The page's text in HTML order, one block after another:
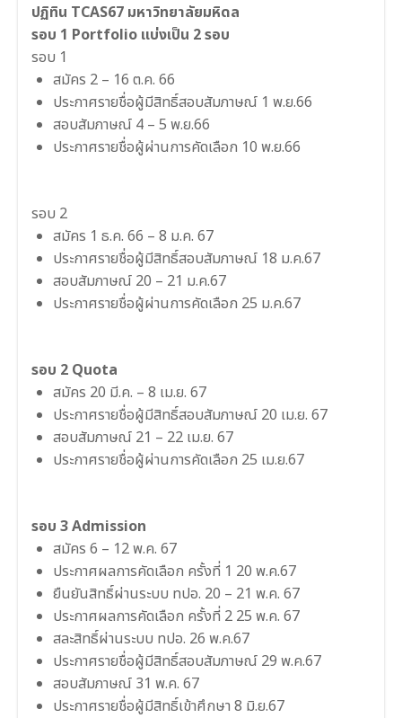
ปฏิทิน TCAS67 มหาวิทยาลัยมหิดล
รอบ 1 Portfolio แบ่งเป็น 2 รอบ
รอบ 1
สมัคร 2 – 16 ต.ค. 66
ประกาศรายชื่อผู้มีสิทธิ์สอบสัมภาษณ์ 1 พ.ย.66
สอบสัมภาษณ์ 4 – 5 พ.ย.66
ประกาศรายชื่อผู้ผ่านการคัดเลือก 10 พ.ย.66
รอบ 2
สมัคร 1 ธ.ค. 66 – 8 ม.ค. 67
ประกาศรายชื่อผู้มีสิทธิ์สอบสัมภาษณ์ 18 ม.ค.67
สอบสัมภาษณ์ 20 – 21 ม.ค.67
ประกาศรายชื่อผู้ผ่านการคัดเลือก 25 ม.ค.67
รอบ 2 Quota
สมัคร 20 มี.ค. – 8 เม.ย. 67
ประกาศรายชื่อผู้มีสิทธิ์สอบสัมภาษณ์ 20 เม.ย. 67
สอบสัมภาษณ์ 21 – 22 เม.ย. 67
ประกาศรายชื่อผู้ผ่านการคัดเลือก 25 เม.ย.67
รอบ 3 Admission
สมัคร 6 – 12 พ.ค. 67
ประกาศผลการคัดเลือก ครั้งที่ 1 20 พ.ค.67
ยืนยันสิทธิ์ผ่านระบบ ทปอ. 20 – 21 พ.ค. 67
ประกาศผลการคัดเลือก ครั้งที่ 2 25 พ.ค. 67
สละสิทธิ์ผ่านระบบ ทปอ. 26 พ.ค.67
ประกาศรายชื่อผู้มีสิทธิ์สอบสัมภาษณ์ 29 พ.ค.67
สอบสัมภาษณ์ 31 พ.ค. 67
ประกาศรายชื่อผู้มีสิทธิ์เข้าศึกษา 8 มิ.ย.67